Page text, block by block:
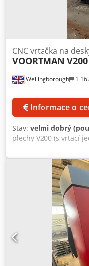
Wellingborough 1
CNC vrtačka na
VOORTMAN V200
Informace o
Stav: velmi dobrý
plechy V200 (s vrtací
stolem X-Y). · Měnič
Hydraulická číslovací
jednotka VDB 2
Max. délka 1 400
1 000 mm Min./max.
Delší délky (max. 2
přemisťováním.